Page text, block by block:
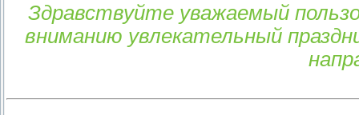
Здравствуйте уважаемый
вниманию увлекательный